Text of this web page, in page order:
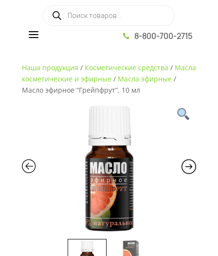
a  8-800-700-2715
Наша продукция / Косметические средства / Масла
косметические и эфирные/ Масла эфирные/
Масло эфирное “Грейпфрут”, 10 мл